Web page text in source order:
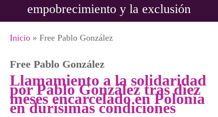
empobrecimiento y la exclusión
Se encuentra usted aquí
Inicio » Free Pablo González
Free Pablo González
Llamamiento a la solidaridad
por Pablo González tras diez
meses encarcelado en Polonia
en durísimas condiciones